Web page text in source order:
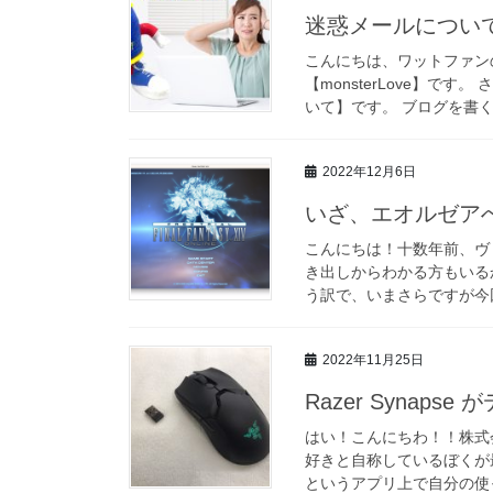
迷惑メールについ
こんにちは、ワットファ
【monsterLove】です。
いて】です。 ブログを書
2022年12月6日
いざ、エオルゼア
こんにちは！十数年前、
き出しからわかる方もい
う訳で、いまさらですが
2022年11月25日
Razer Synapse が
はい！こんにちわ！！株
好きと自称しているぼく
というアプリ上で自分の